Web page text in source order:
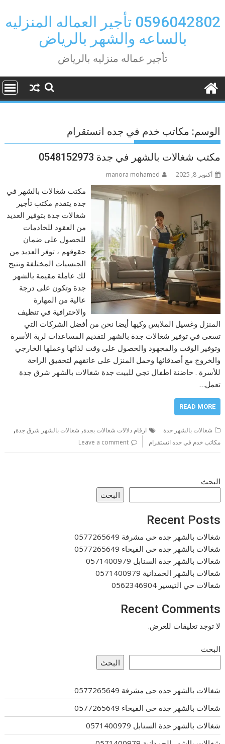
to
content
0596042802 تأجير العماله المنزليه
بالساعه والشهر بالرياض
تأجير عماله منزليه بالرياض
الوسم: مكاتب خدم في جده انستقرام
مكتب شغالات بالشهر في جدة 0548152973
أكتوبر 8, 2025 manora mohamed
مكتب شغالات بالشهر في
جده يتقدم مكتب تأجير
شغالات جدة بتوفير العديد
من العقود للخادمات
للحصول على ضمان
حقوقهم ، توفر العديد من
الجنسيات المختلفة ونتيح
لك عاملة مقيمة بالشهر
جدة وتكون على درجة
عالية من المهارة
والاحترافية في تنظيف
المنزل وغسيل الملابس وكيها أيضا نحن من أفضل الشركات التي
تسعى في توفير شغالات جدة بالشهر لتقديم المساعدات لربة الأسرة
وتوفير الوقت والمجهود والحصول على وقت لذاتها وعملها الخارجي
والخروج مع أصدقائها وحمل المنزل على عاتقهم لتحقيق الراحة
للأسرة . حاضنة اطفال تجي للبيت جدة شغالات بالشهر شرق جدة
تعمل…
READ MORE
شغالات بالشهر جدة ارقام دلالات شغالات بجدة, شغالات بالشهر شرق جدة,
مكاتب خدم في جده انستقرام Leave a comment
البحث
البحث
Recent Posts
شغالات بالشهر جده حى مشرفة 0577265649
شغالات بالشهر جده حى الفيحاء 0577265649
شغالات بالشهر جدة السنابل 0571400979
شغالات بالشهر الحمدانية 0571400979
شغالات حي التيسير 0562346904
Recent Comments
لا توجد تعليقات للعرض.
البحث
البحث
شغالات بالشهر جده حى مشرفة 0577265649
شغالات بالشهر جده حى الفيحاء 0577265649
شغالات بالشهر جدة السنابل 0571400979